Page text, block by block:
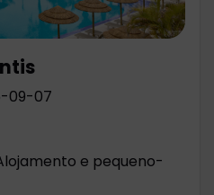
09-07
e pequeno-